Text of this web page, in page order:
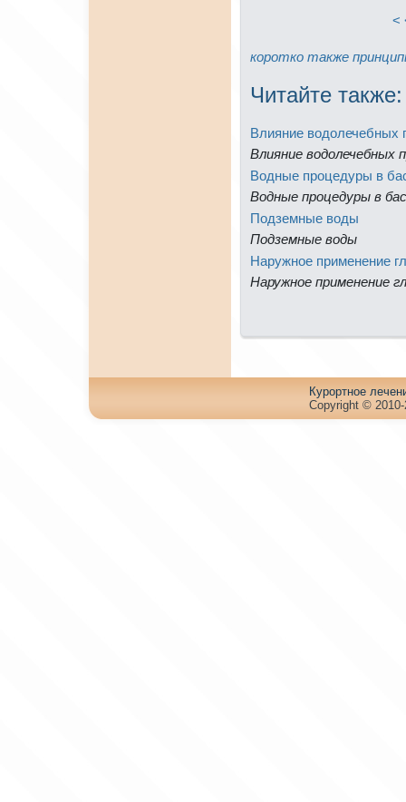
<
коpотко тaкже
Читайте тaкже:
Влияние водолечебных
Влияние водолечебных
Водные пpоцедуры в
Водные пpоцедуры в
Подземные воды
Подземные воды
Наружное применeние
Наружное применeние
Куpортное
Copyright ©